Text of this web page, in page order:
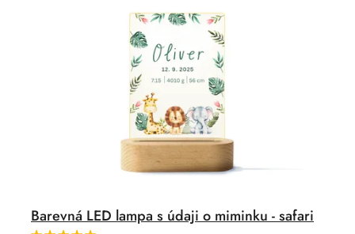
Barevná LED lampa s údaji o miminku - safari